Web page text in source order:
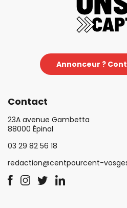
Annonceur ?
Contact
23A avenue Gambetta
88000 Épinal
03 29 82 56 18
redaction@centpourcent-